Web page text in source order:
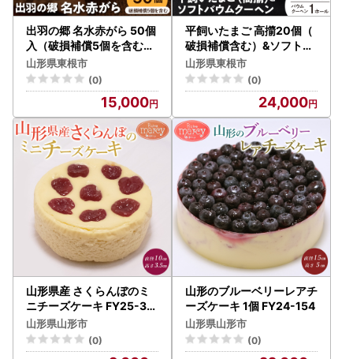
出羽の郷 名水赤がら 50個
入（破損補償5個を含む）
たまご 卵
山形県東根市
(0)
15,000
平飼いたまご 高擶20個（
破損補償含む）&ソフトバ
ウムクーヘン1ホール
山形県東根市
(0)
24,000
山形県産 さくらんぼのミ
ニチーズケーキ FY25-39
5
山形県山形市
(0)
山形のブルーベリーレアチ
ーズケーキ 1個 FY24-154
山形県山形市
(0)